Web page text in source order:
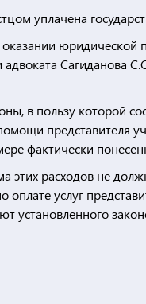
уплачена
юридической
Сагиданова С.С.
в пользу которой
представителя
фактически
расходов не
услуг
установленного